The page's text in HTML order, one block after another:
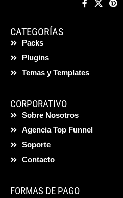
CATEGORÍAS
Packs
Plugins
Temas y Templates
CORPORATIVO
Sobre Nosotros
Agencia Top Funnel
Soporte
Contacto
FORMAS DE PAGO